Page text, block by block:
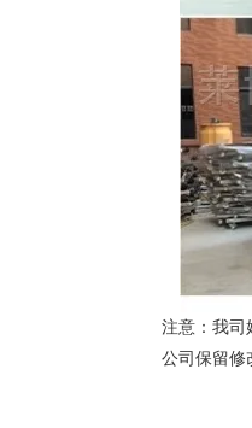
注意：我司
公司保留修